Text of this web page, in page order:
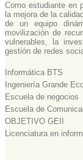
Como estudiante en
la mejora de la
de un equipo
movilización de
vulnerables, la
gestión de redes
Informática BTS
Ingeniería Grande
Escuela de negocios
Escuela de
OBJETIVO GEII
Licenciatura en